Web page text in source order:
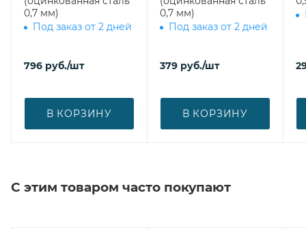
0,7 мм)
Под заказ от 2 дней
796 руб./шт
В КОРЗИНУ
0,7 мм)
Под заказ от 2 дней
379 руб./шт
В КОРЗИНУ
С этим товаром часто покупают